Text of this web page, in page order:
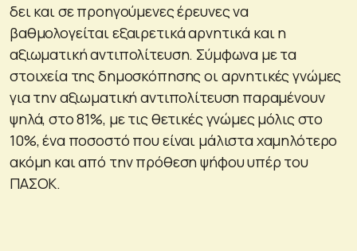
δει και σε προηγούμενες έρευνες να
βαθμολογείται εξαιρετικά αρνητικά και η
αξιωματική αντιπολίτευση. Σύμφωνα με τα
στοιχεία της δημοσκόπησης οι αρνητικές γνώμες
για την αξιωματική αντιπολίτευση παραμένουν
ψηλά, στο 81%, με τις θετικές γνώμες μόλις στο
10%, ένα ποσοστό που είναι μάλιστα χαμηλότερο
ακόμη και από την πρόθεση ψήφου υπέρ του
ΠΑΣΟΚ.